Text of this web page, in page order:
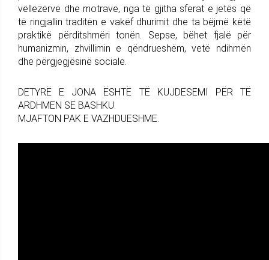
vëllezërve dhe motrave, nga të gjitha sferat e jetës që
të ringjallin traditën e vakëf dhurimit dhe ta bëjmë këtë
praktikë përditshmëri tonën. Sepse, bëhet fjalë për
humanizmin, zhvillimin e qëndrueshëm, vetë ndihmën
dhe përgjegjësinë sociale.
DETYRË E JONA ËSHTË TË KUJDESEMI PËR TË
ARDHMEN SË BASHKU.
MJAFTON PAK E VAZHDUESHME.